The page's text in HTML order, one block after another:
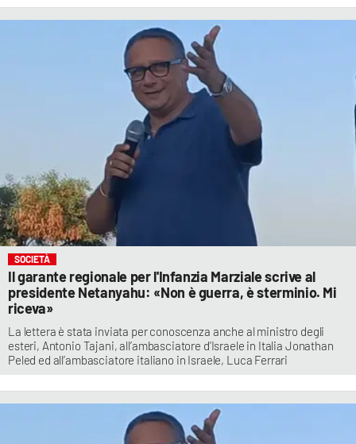
SOCIETÀ
Il garante regionale per l'Infanzia Marziale scrive al
presidente Netanyahu: «Non è guerra, è sterminio. Mi
riceva»
La lettera è stata inviata per conoscenza anche al ministro degli
esteri, Antonio Tajani, all’ambasciatore d’Israele in Italia Jonathan
Peled ed all’ambasciatore italiano in Israele, Luca Ferrari